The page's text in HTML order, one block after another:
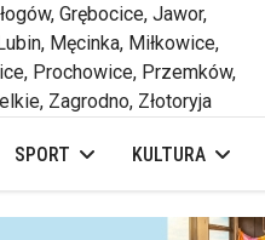
Grębocice, Jawor,
Męcinka, Miłkowice,
Prochowice, Przemków,
Zagrodno, Złotoryja
SPORT KULTURA